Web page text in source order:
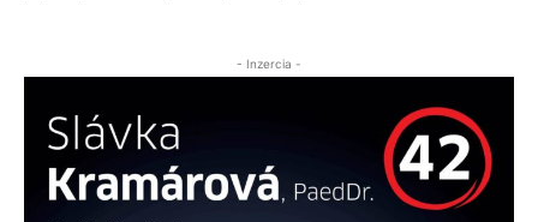
- Inzercia -